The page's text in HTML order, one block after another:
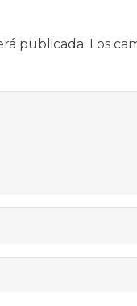
publicada. Los